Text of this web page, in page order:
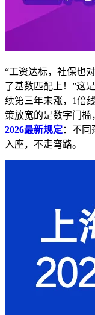
“工资达标，社保也
了基数匹配上！”这
续第三年未涨，1倍
策放宽的是数字门槛
2026最新规定：不同
入座，不走弯路。